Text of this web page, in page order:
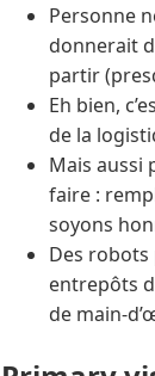
Personne
donnerait
partir
Eh bien,
de la
Mais aussi
faire :
soyons
Des
entrepôts
de main-